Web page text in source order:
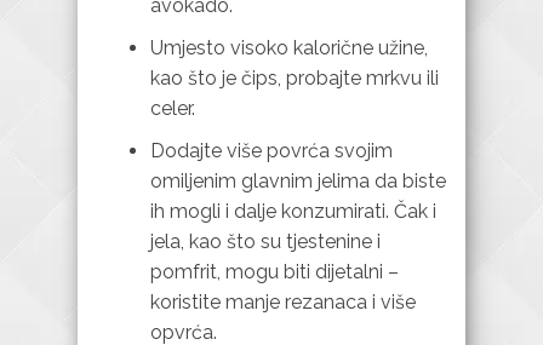
avokado.
Umjesto visoko kalorične užine,
kao što je čips, probajte mrkvu ili
celer.
Dodajte više povrća svojim
omiljenim glavnim jelima da biste
ih mogli i dalje konzumirati. Čak i
jela, kao što su tjestenine i
pomfrit, mogu biti dijetalni –
koristite manje rezanaca i više
opvrća.